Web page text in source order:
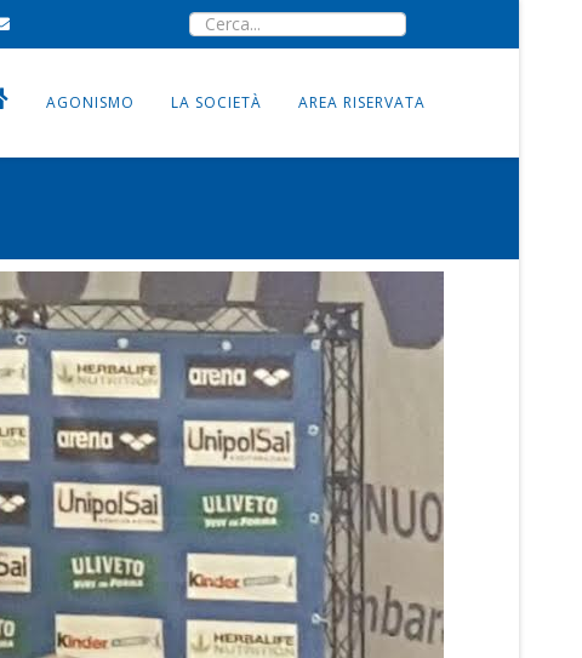
AGONISMO LA SOCIETÀ AREA RISERVATA